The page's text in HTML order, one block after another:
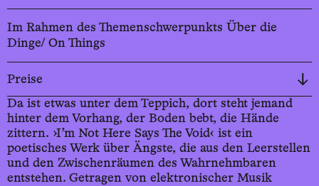
Im Rahmen des Themenschwerpunkts Über die
Dinge/ On Things
Preise
Da ist etwas unter dem Teppich, dort steht jemand
hinter dem Vorhang, der Boden bebt, die Hände
zittern. ›I’m Not Here Says The Void‹ ist ein
poetisches Werk über Ängste, die aus den Leerstellen
und den Zwischenräumen des Wahrnehmbaren
entstehen. Getragen von elektronischer Musik